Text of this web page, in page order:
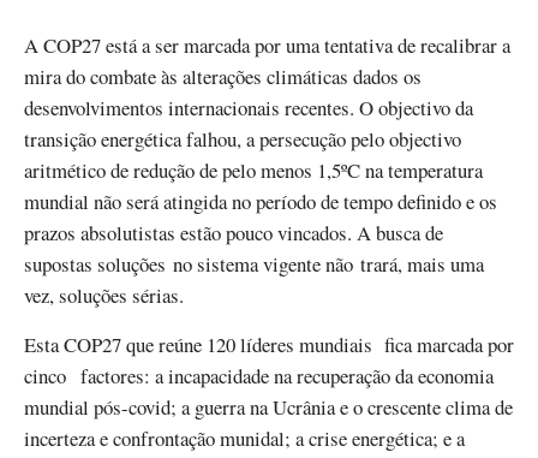
A COP27 está a ser marcada por uma tentativa de recalibrar a
mira do combate às alterações climáticas dados os
desenvolvimentos internacionais recentes. O objectivo da
transição energética falhou, a persecução pelo objectivo
aritmético de redução de pelo menos 1,5ºC na temperatura
mundial não será atingida no período de tempo definido e os
prazos absolutistas estão pouco vincados. A busca de
supostas soluções no sistema vigente não trará, mais uma
vez, soluções sérias.
Esta COP27 que reúne 120 líderes mundiais fica marcada por
cinco factores: a incapacidade na recuperação da economia
mundial pós-covid; a guerra na Ucrânia e o crescente clima de
incerteza e confrontação munidal; a crise energética; e a